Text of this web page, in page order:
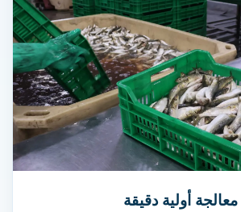
معالجة أولية دقيقة